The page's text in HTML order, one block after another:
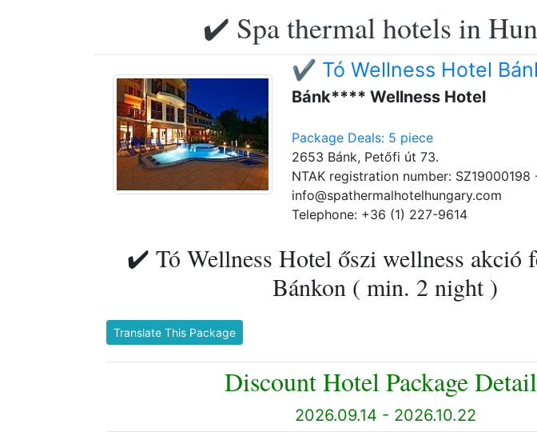
✔️ Spa thermal hotels in
✔️ Tó Wellness Hotel
Bánk**** Wellness Hotel
Package Deals: 5 piece
2653 Bánk, Petőfi út 73.
NTAK registration number: SZ19000198
info@spathermalhotelhungary.com
Telephone: +36 (1) 227-9614
✔️ Tó Wellness Hotel őszi wellness akció
Bánkon ( min. 2 night )
Translate This Package
Discount Hotel Package
2026.09.14 - 2026.10.22